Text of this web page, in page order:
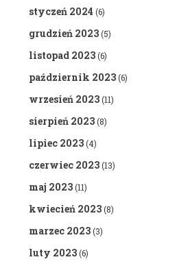
styczeń 2024 (6)
grudzień 2023(5)
listopad 2023(6)
październik 2023(6)
wrzesień 2023(11)
sierpień 2023(8)
lipiec 2023(4)
czerwiec 2023(13)
maj 2023(11)
kwiecień 2023(8)
marzec 2023(3)
luty 2023(6)